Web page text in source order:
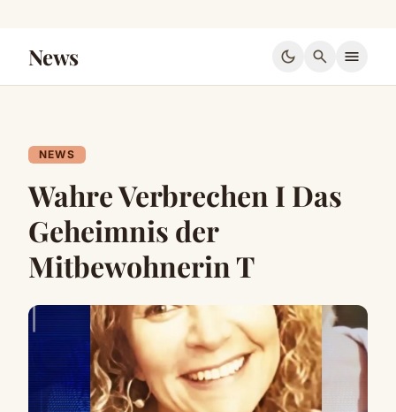
News dark_mode search menu
NEWS
Wahre Verbrechen I Das
Geheimnis der
Mitbewohnerin T